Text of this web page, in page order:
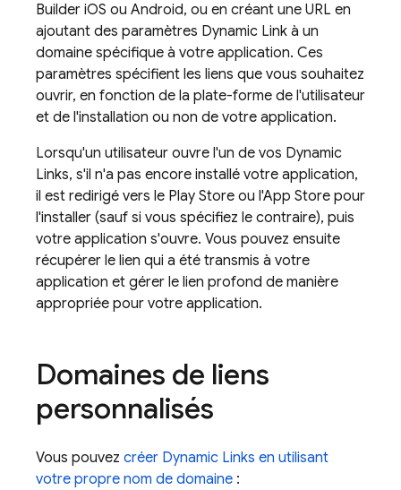
Builder iOS ou Android, ou en créant une URL en
ajoutant des paramètres Dynamic Link à un
domaine spécifique à votre application. Ces
paramètres spécifient les liens que vous souhaitez
ouvrir, en fonction de la plate-forme de l'utilisateur
et de l'installation ou non de votre application.
Lorsqu'un utilisateur ouvre l'un de vos Dynamic
Links, s'il n'a pas encore installé votre application,
il est redirigé vers le Play Store ou l'App Store pour
l'installer (sauf si vous spécifiez le contraire), puis
votre application s'ouvre. Vous pouvez ensuite
récupérer le lien qui a été transmis à votre
application et gérer le lien profond de manière
appropriée pour votre application.
Domaines de liens
personnalisés
Vous pouvez créer Dynamic Links en utilisant
votre propre nom de domaine :